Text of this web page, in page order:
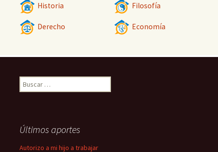
Historia Filosofía
Derecho Economía
Buscar:
Últimos aportes
Autorizo a mi hijo a trabajar